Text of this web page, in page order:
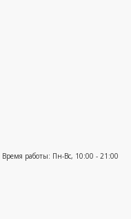
Время работы: Пн-Вс, 10:00 - 21:00